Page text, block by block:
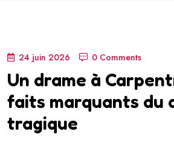
24 juin 2026 0 Comments
Un drame à
faits marquants du
tragique